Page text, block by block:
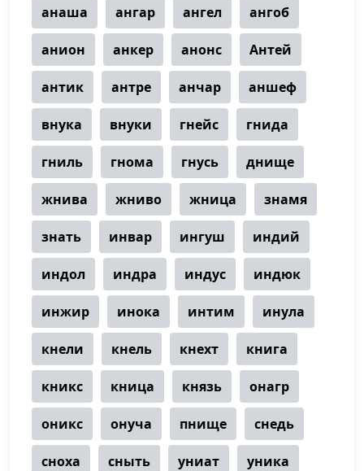
анаша ангар ангел ангоб
анион анкер анонс Антей
антик антре анчар аншеф
внука внуки гнейс гнида
гниль гнома гнусь днище
жнива жниво жница знамя
знать инвар ингуш индий
индол индра индус индюк
инжир инока интим инула
кнели кнель кнехт книга
кникс кница князь онагр
оникс онуча пнище снедь
сноха сныть униат уника